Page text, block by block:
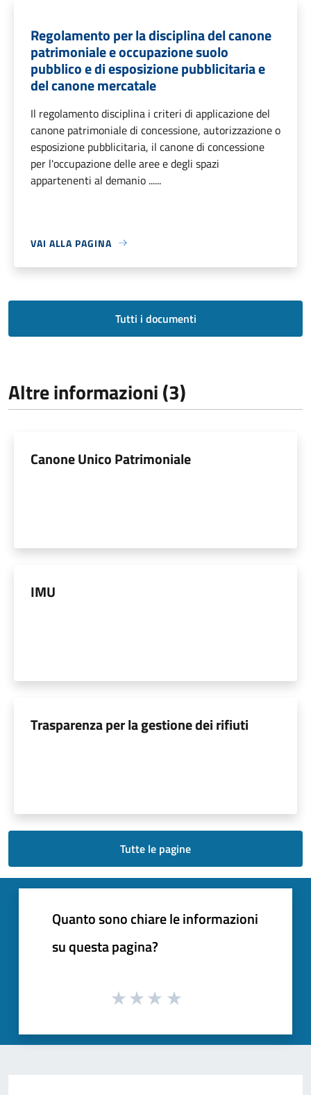
Regolamento per la disciplina del canone
patrimoniale e occupazione suolo
pubblico e di esposizione pubblicitaria e
del canone mercatale
Il regolamento disciplina i criteri di applicazione del
canone patrimoniale di concessione, autorizzazione o
esposizione pubblicitaria, il canone di concessione
per l'occupazione delle aree e degli spazi
appartenenti al demanio ......
VAI ALLA PAGINA
Tutti i documenti
Altre informazioni (3)
Canone Unico Patrimoniale
IMU
Trasparenza per la gestione dei rifiuti
Tutte le pagine
Quanto sono chiare le informazioni
su questa pagina?